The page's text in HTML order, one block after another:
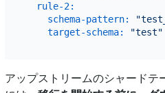
rule-2:
schema-pattern:
target-schema:
"test"
アップストリームのシャードテ